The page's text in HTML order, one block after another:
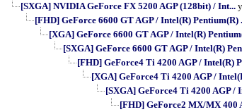
[SXGA] NVIDIA GeForce FX 5200 AGP (128bit) / Int...
[FHD] GeForce 6600 GT AGP / Intel(R) Pentium(R)
[XGA] GeForce 6600 GT AGP / Intel(R)
[SXGA] GeForce 6600 GT AGP / Intel(R)
[FHD] GeForce4 Ti 4200 AGP / Intel(R)
[XGA] GeForce4 Ti 4200 AGP /
[SXGA] GeForce4 Ti 4200 AGP /
[FHD] GeForce2 MX/MX 400